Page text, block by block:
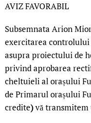
AVIZ FAVORABIL
Subsemnata Arion
exercitarea
asupra proiectului de
privind aprobarea
cheltuieli al orașului
de Primarul orașului
credite)vă